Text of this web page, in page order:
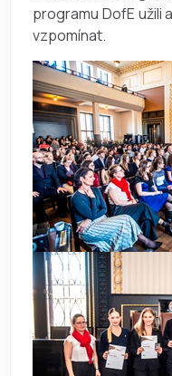
programu DofE užili
vzpomínat.